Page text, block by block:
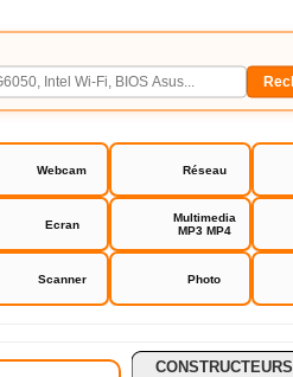
Webcam Réseau
Ecran
Multimedia
MP3 MP4
Scanner Photo
CONSTRUCTEURS